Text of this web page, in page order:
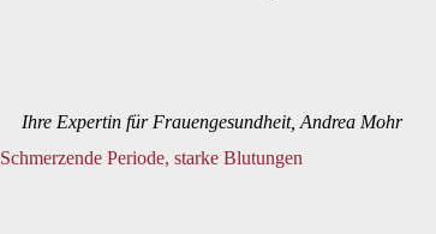
Ihre Expertin für Frauengesundheit, Andrea Mohr
Schmerzende Periode, starke Blutungen